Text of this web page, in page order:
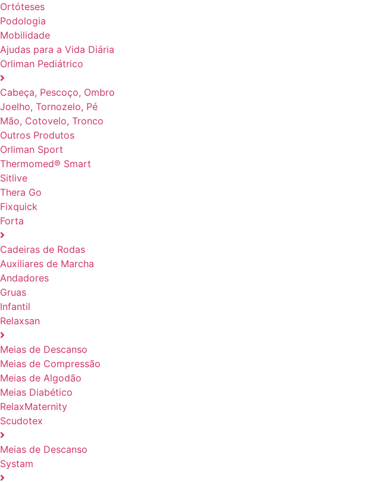
Ortóteses
Podologia
Mobilidade
Ajudas para a Vida Diária
Orliman Pediátrico
Cabeça, Pescoço, Ombro
Joelho, Tornozelo, Pé
Mão, Cotovelo, Tronco
Outros Produtos
Orliman Sport
Thermomed® Smart
Sitlive
Thera Go
Fixquick
Forta
Cadeiras de Rodas
Auxiliares de Marcha
Andadores
Gruas
Infantil
Relaxsan
Meias de Descanso
Meias de Compressão
Meias de Algodão
Meias Diabético
RelaxMaternity
Scudotex
Meias de Descanso
Systam